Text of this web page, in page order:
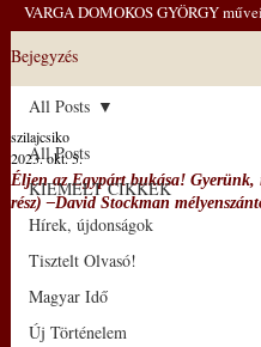
VARGA DOMOKOS GYÖRGY művei
Bejegyzés
All Posts
KIEMELT CIKKEK
Hírek, újdonságok
Tisztelt Olvasó!
Magyar Idő
Új Történelem
All Posts
Éljen az Egypárt bukása!
rész) –David Stockman
szilajcsiko
2023. okt. 5.